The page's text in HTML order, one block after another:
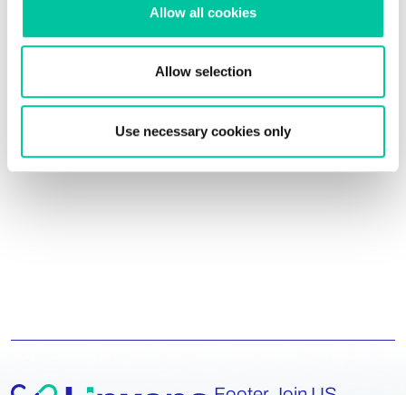
Allow all cookies
Allow selection
Use necessary cookies only
data while remaining durable, reliable and compliant with
Linxens Group